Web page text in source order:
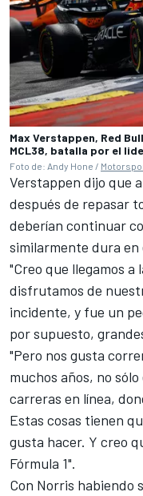
Max Verstappen, Red
MCL38, batalla por el
Foto de: Andy Hone /
Verstappen dijo que
después de repasar
deberían continuar
similarmente dura
"Creo que llegamos
disfrutamos de
incidente, y fue un
por supuesto,
"Pero nos gusta
muchos años, no
carreras en línea,
Estas cosas tienen
gusta hacer. Y creo
Fórmula 1".
Con Norris habiendo